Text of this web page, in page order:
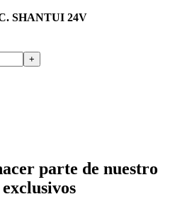
SHANTUI 24V
parte de nuestro